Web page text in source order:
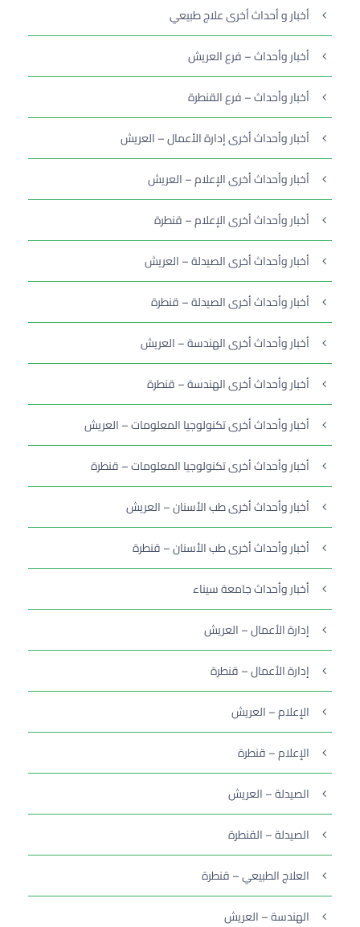
أخبار و أحداث أخرى علاج طبيعي
أخبار وأحداث – فرع العريش
أخبار وأحداث – فرع القنطرة
أخبار وأحداث أخرى إدارة الأعمال – العريش
أخبار وأحداث أخرى الإعلام – العريش
أخبار وأحداث أخرى الإعلام – قنطرة
أخبار وأحداث أخرى الصيدلة – العريش
أخبار وأحداث أخرى الصيدلة – قنطرة
أخبار وأحداث أخرى الهندسة – العريش
أخبار وأحداث أخرى الهندسة – قنطرة
أخبار وأحداث أخرى تكنولوجيا المعلومات – العريش
أخبار وأحداث أخرى تكنولوجيا المعلومات – قنطرة
أخبار وأحداث أخرى طب الأسنان – العريش
أخبار وأحداث أخرى طب الأسنان – قنطرة
أخبار وأحداث جامعة سيناء
إدارة الأعمال – العريش
إدارة الأعمال – قنطرة
الإعلام – العريش
الإعلام – قنطرة
الصيدلة – العريش
الصيدلة – القنطرة
العلاج الطبيعي – قنطرة
الهندسة – العريش